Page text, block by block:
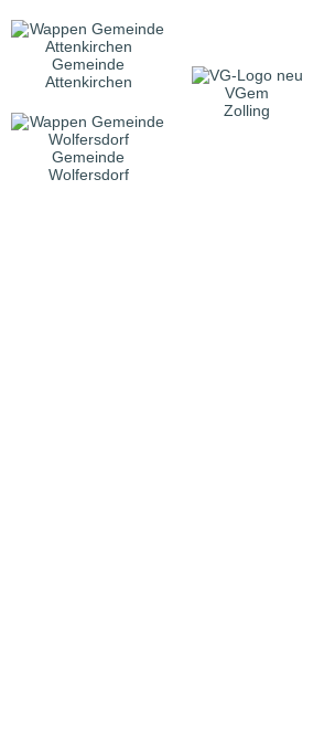
Gemeinde
Attenkirchen
VGem
Zolling
Gemeinde
Wolfersdorf